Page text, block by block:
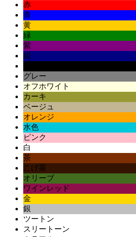
赤
青
黄
緑
紫
紺
グレー
オフホワイト
カーキ
ベージュ
オレンジ
水色
ピンク
白
茶
こげ茶
オリーブ
ワインレッド
金
銀
ツートン
スリートーン